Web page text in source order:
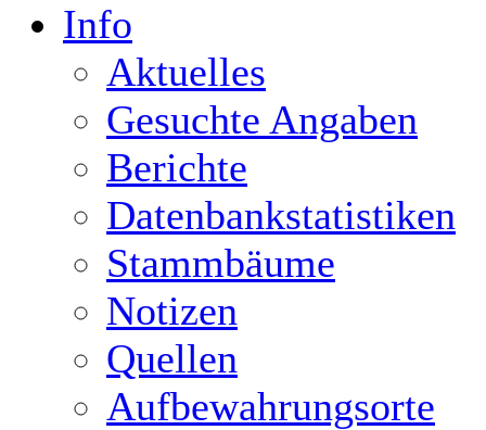
Info
Aktuelles
Gesuchte Angaben
Berichte
Datenbankstatistiken
Stammbäume
Notizen
Quellen
Aufbewahrungsorte